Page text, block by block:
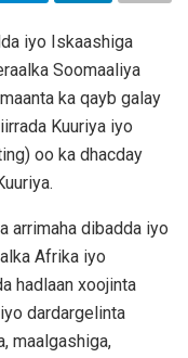
iyo Iskaashiga
Soomaaliya
ka qayb galay
Kuuriya iyo
oo ka dhacday
arrimaha dibadda iyo
Afrika iyo
hadlaan xoojinta
dardargelinta
maalgashiga,